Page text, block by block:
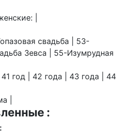
|
свадьба | 53-
Зевса | 55-Изумрудная
год | 42 года | 43 года | 44
|
: